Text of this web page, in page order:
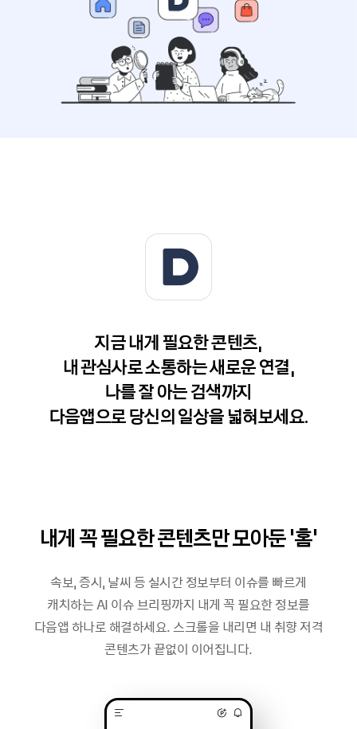
지금 내게 필요한 콘텐츠,
내 관심사로 소통하는 새로운 연결,
나를 잘 아는 검색까지
다음앱으로 당신의 일상을 넓혀보세요.
내게 꼭 필요한 콘텐츠만 모아둔 ‘홈’
속보, 증시, 날씨 등 실시간 정보부터 이슈를 빠르게
캐치하는 AI 이슈 브리핑까지 내게 꼭 필요한 정보를
다음앱 하나로 해결하세요. 스크롤을 내리면 내 취향 저격
콘텐츠가 끝없이 이어집니다.